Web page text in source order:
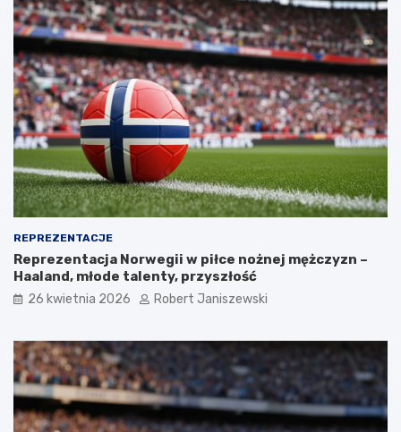
REPREZENTACJE
Reprezentacja Norwegii w piłce nożnej mężczyzn –
Haaland, młode talenty, przyszłość
26 kwietnia 2026 Robert Janiszewski